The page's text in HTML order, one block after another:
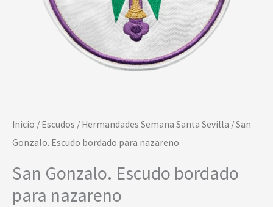
Inicio / Escudos / Hermandades Semana Santa Sevilla / San
Gonzalo. Escudo bordado para nazareno
San Gonzalo. Escudo bordado
para nazareno